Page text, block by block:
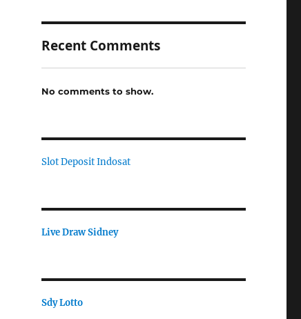
Recent Comments
No comments to show.
Slot Deposit Indosat
Live Draw Sidney
Sdy Lotto